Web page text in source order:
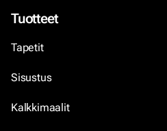
Tuotteet
Tapetit
Sisustus
Kalkkimaalit